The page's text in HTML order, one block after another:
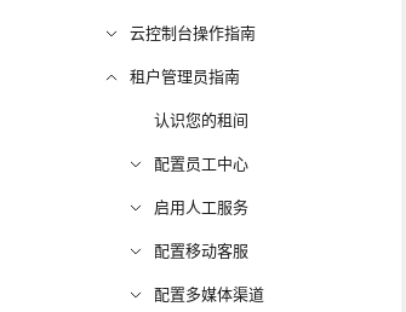
云控制台操作指南
租户管理员指南
认识您的租间
配置员工中心
启用人工服务
配置移动客服
配置多媒体渠道